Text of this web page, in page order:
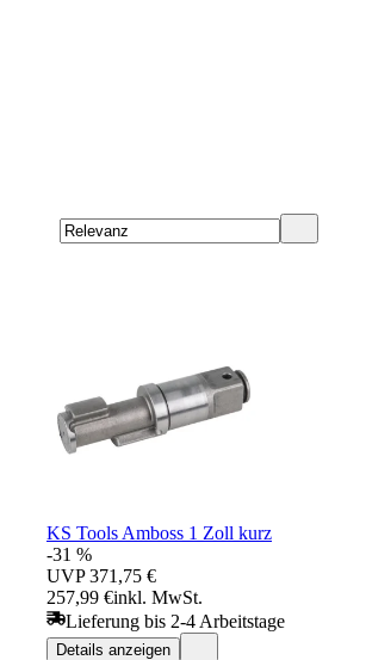
KS Tools Amboss 1 Zoll kurz
-31 %
UVP 371,75 €
257,99 €inkl. MwSt.
Lieferung bis 2-4 Arbeitstage
Details anzeigen